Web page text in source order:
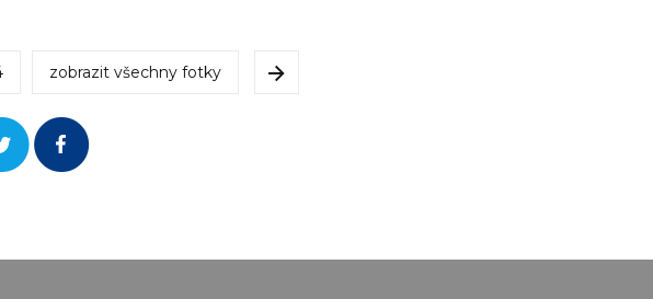
zobrazit všechny fotky